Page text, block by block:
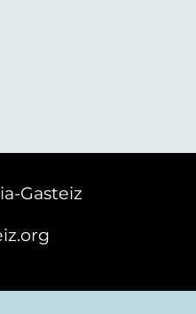
Gasteiz